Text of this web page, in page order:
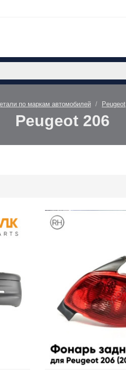
по маркам автомобилей Peugeot
Peugeot 206